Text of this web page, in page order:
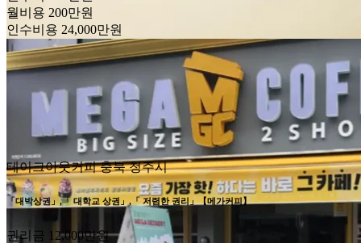
월비용 200만원
인수비용 24,000만원
테이크아웃커피 충북 청주시
「대박상권」,「 대학교 상권」,「 저렴한 권리」【메가커피】
권리금 12,000만원